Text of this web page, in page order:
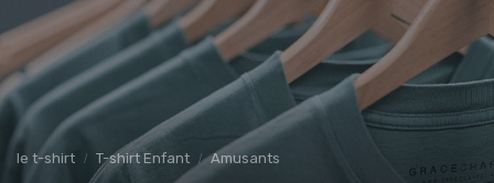
le t-shirt T-shirt Enfant Amusants